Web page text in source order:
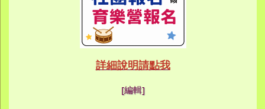
link to https://
link to https://
link to https://
link to https://
link to https://
link to https://
link to https://
link to https://
link to https://
link to https://
link to https://
link to https://
link to https://
link to https://
link to https://
link to https://
link to https://
link to https://
link to https://
link to https://
link to https://
link to https://
link to https://
link to https://
link to https://
link to https://
link to https://
link to https://
link to https://
link to https://
link to https://
link to https://
link to https://
link to https://
link to https://
link to https://
link to https://
link to https://
link to https://
link to https://
link to https://
link to https://
link to https://
link to https://
link to https://
link to https://
link to https://
link to https://
link to https://
link to https://
link to https://
link to https://
link to https://
link to https://
link to https://
link to https://
link to https://
link to https://
link to https://
ink to https://forms.gle/
詳細說明請點我
link to https://
[編輯]